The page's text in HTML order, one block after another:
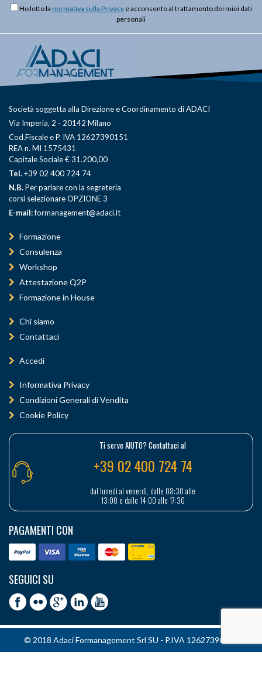
Ho letto la normativa sulla Privacye acconsento al trattamento dei miei dati
personali
Società soggetta alla Direzione e Coordinamento di ADACI
Via Imperia, 2 - 20142 Milano
Cod.Fiscale e P. IVA 12627390151
REA n. MI 1575431
Capitale Sociale € 31.200,00
Tel.+39 02 400 724 74
N.B.Per parlare con la segreteria
corsi selezionare OPZIONE 3
E-mail:formanagement@adaci.it
Formazione
Consulenza
Workshop
Attestazione Q2P
Formazione in House
Chi siamo
Contattaci
Accedi
Informativa Privacy
Condizioni Generali di Vendita
Cookie Policy
Ti serve AIUTO? Contattaci al
+39 02 400 724 74
dal lunedì al venerdì, dalle 08:30 alle
13:00 e dalle 14:00 alle 17:30
PAGAMENTI CON
SEGUICI SU
© 2018 Adaci Formanagement Srl SU - P.IVA 12627390151